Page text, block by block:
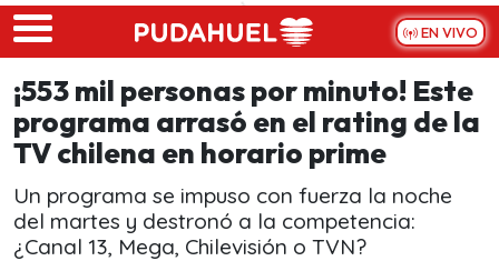
Skip to main content
EN VIVO
¡553 mil personas por minuto! Este
programa arrasó en el rating de la
TV chilena en horario prime
Un programa se impuso con fuerza la noche
del martes y destronó a la competencia:
¿Canal 13, Mega, Chilevisión o TVN?